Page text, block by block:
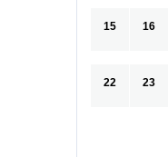
15 16
22 23